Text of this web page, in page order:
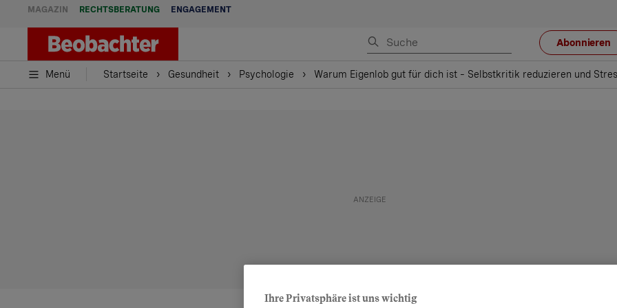
MAGAZIN RECHTSBERATUNG ENGAGEMENT
Abonnieren
Menü Startseite Gesundheit Psychologie Warum Eigenlob gut für dich ist – Selbstkritik reduzieren und
Ihre Privatsphäre ist uns wichtig